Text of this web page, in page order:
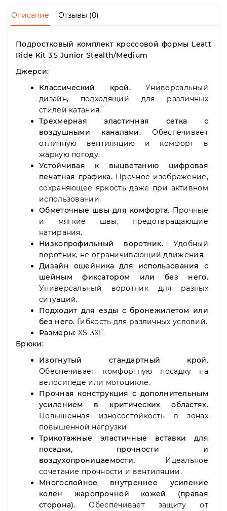
19:00
-
19:00
-
Описание Отзывы (0)
Подростковый комплект кроссовой формы Leatt
Ride Kit 3.5 Junior Stealth/Medium
Джерси:
Классический крой. Универсальный
дизайн, подходящий для различных
стилей катания.
Трехмерная эластичная сетка с
воздушными каналами. Обеспечивает
отличную вентиляцию и комфорт в
жаркую погоду.
Устойчивая к выцветанию цифровая
печатная графика.Прочное изображение,
сохраняющее яркость даже при активном
использовании.
Обметочные швы для комфорта. Прочные
и мягкие швы, предотвращающие
натирания.
Низкопрофильный воротник. Удобный
воротник, не ограничивающий движения.
Дизайн ошейника для использования с
шейным фиксатором или без него.
Универсальный воротник для разных
ситуаций.
Подходит для езды с бронежилетом или
без него. Гибкость для различных условий.
Размеры: XS-3XL.
Брюки:
Изогнутый стандартный крой.
Обеспечивает комфортную посадку на
велосипеде или мотоцикле.
Прочная конструкция с дополнительным
усилением в критических областях.
Повышенная износостойкость в зонах
повышенной нагрузки.
Трикотажные эластичные вставки для
посадки, прочности и
воздухопроницаемости. Идеальное
сочетание прочности и вентиляции.
Многослойное внутреннее усиление
колен жаропрочной кожей (правая
сторона). Обеспечивает защиту от